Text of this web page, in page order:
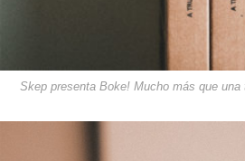
Skep presenta Boke! Mucho más que una